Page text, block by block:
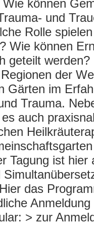
können
und
Rolle
Wie können
geteilt
der
Gärten im
Trauma.
auch
Tagung ist hier
das
> zur